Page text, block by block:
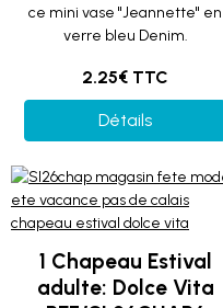
ce mini vase "Jeannette" en
verre bleu Denim.
2.25€ TTC
Détails
1 Chapeau Estival
adulte: Dolce Vita